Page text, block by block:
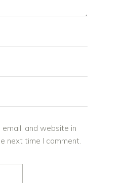
email, and website in
next time I comment.